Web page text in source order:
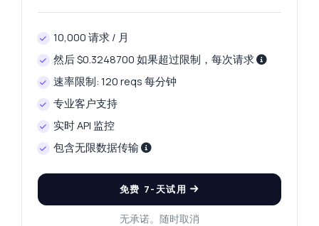
10,000 请求 / 月
然后 $0.3248700 如果超过限制，每次请求
速率限制: 120 reqs 每分钟
专业客户支持
实时 API 监控
包含无限数据传输
免费 7-天试用
无承诺。随时取消